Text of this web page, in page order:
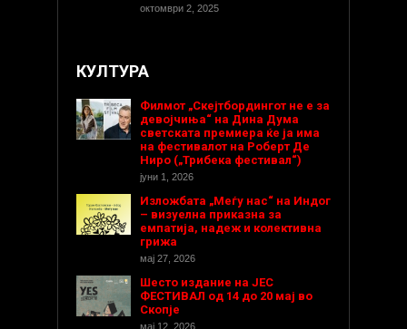
октомври 2, 2025
КУЛТУРА
Филмот „Скејтбордингот не е за
девојчиња“ на Дина Дума
светската премиера ќе ја има
на фестивалот на Роберт Де
Ниро („Трибека фестивал“)
јуни 1, 2026
Изложбата „Меѓу нас“ на Индог
– визуелна приказна за
емпатија, надеж и колективна
грижа
мај 27, 2026
Шесто издание на ЈЕС
ФЕСТИВАЛ од 14 до 20 мај во
Скопје
мај 12, 2026